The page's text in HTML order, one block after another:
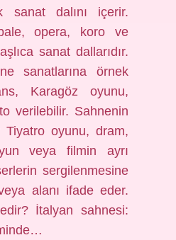
sanat dalını içerir.
opera, koro ve
sanat dallarıdır.
sanatlarına örnek
Karagöz oyunu,
verilebilir. Sahnenin
Tiyatro oyunu, dram,
veya filmin ayrı
sergilenmesine
alanı ifade eder.
İtalyan sahnesi: